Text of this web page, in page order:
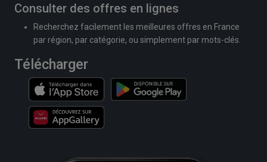
Consulter des offres en lignes
Recherchez facilement les meilleures offres en France
par région, par catégorie, ou simplement par mots-clés.
Télécharger